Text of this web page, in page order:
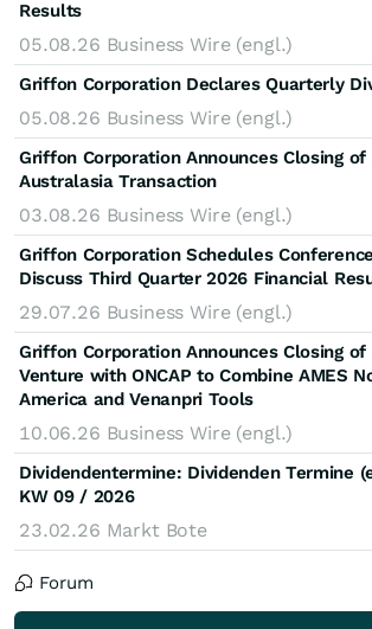
Results
05.08.26 Business Wire (engl.)
Griffon Corporation Declares Quarterly
05.08.26 Business Wire (engl.)
Griffon Corporation Announces Closing of
Australasia Transaction
03.08.26 Business Wire (engl.)
Griffon Corporation Schedules
Discuss Third Quarter 2026 Financial
29.07.26 Business Wire (engl.)
Griffon Corporation Announces Closing
Venture with ONCAP to Combine AMES
America and Venanpri Tools
10.06.26 Business Wire (engl.)
Dividendentermine: Dividenden Termine
KW 09 / 2026
23.02.26 Markt Bote
Forum